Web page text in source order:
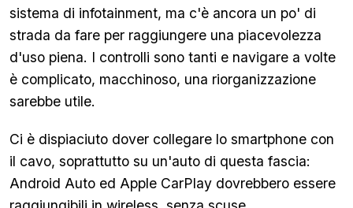
sistema di infotainment, ma c'è ancora un po' di
strada da fare per raggiungere una piacevolezza
d'uso piena. I controlli sono tanti e navigare a volte
è complicato, macchinoso, una riorganizzazione
sarebbe utile.
Ci è dispiaciuto dover collegare lo smartphone con
il cavo, soprattutto su un'auto di questa fascia:
Android Auto ed Apple CarPlay dovrebbero essere